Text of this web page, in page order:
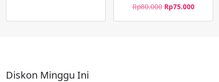
Rp80.000 Rp75.000
Diskon Minggu Ini